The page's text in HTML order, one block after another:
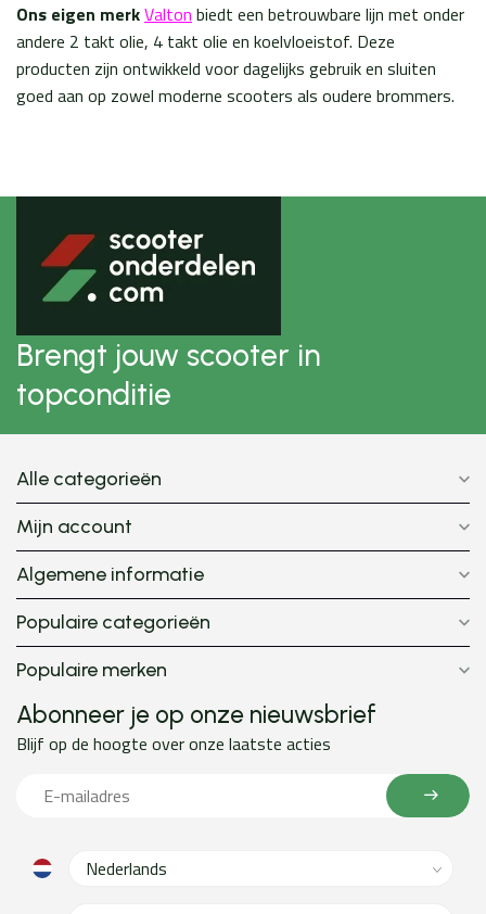
Ons eigen merkValton biedt een betrouwbare lijn met onder
andere 2 takt olie, 4 takt olie en koelvloeistof. Deze
producten zijn ontwikkeld voor dagelijks gebruik en sluiten
goed aan op zowel moderne scooters als oudere brommers.
Brengt jouw scooter in
topconditie
Alle categorieën
Mijn account
Algemene informatie
Populaire categorieën
Populaire merken
Abonneer je op onze nieuwsbrief
Blijf op de hoogte over onze laatste acties